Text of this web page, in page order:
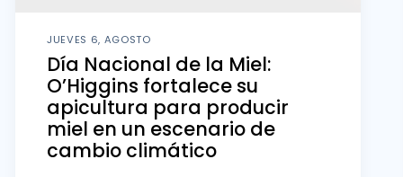
JUEVES 6, AGOSTO
Día Nacional de la Miel:
O’Higgins fortalece su
apicultura para producir
miel en un escenario de
cambio climático